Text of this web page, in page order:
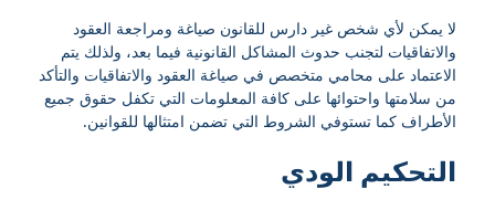
لا يمكن لأي شخص غير دارس للقانون صياغة ومراجعة العقود
والاتفاقيات لتجنب حدوث المشاكل القانونية فيما بعد، ولذلك يتم
الاعتماد على محامي متخصص في صياغة العقود والاتفاقيات والتأكد
من سلامتها واحتوائها على كافة المعلومات التي تكفل حقوق جميع
الأطراف كما تستوفي الشروط التي تضمن امتثالها للقوانين.
التحكيم الودي